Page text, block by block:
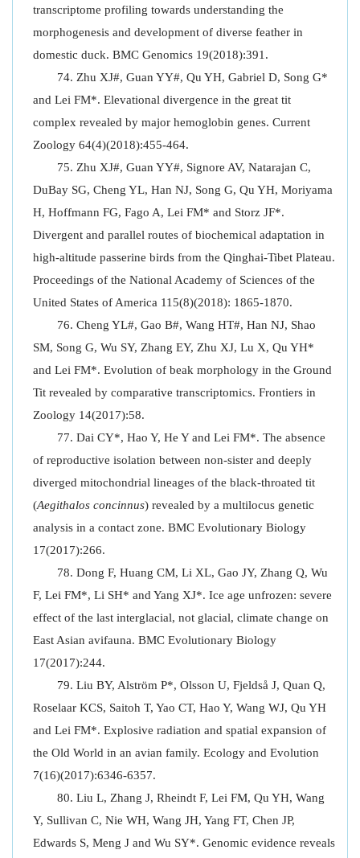
transcriptome profiling towards understanding the
morphogenesis and development of diverse feather in
domestic duck. BMC Genomics 19(2018):391.
Zhu XJ#, Guan YY#, Qu YH, Gabriel D, Song G*
and Lei FM*. Elevational divergence in the great tit
complex revealed by major hemoglobin genes. Current
Zoology 64(4)(2018):455-464.
Zhu XJ#, Guan YY#, Signore AV, Natarajan C,
DuBay SG, Cheng YL, Han NJ, Song G, Qu YH, Moriyama
H, Hoffmann FG, Fago A, Lei FM* and Storz JF*.
Divergent and parallel routes of biochemical adaptation in
high-altitude passerine birds from the Qinghai-Tibet Plateau.
Proceedings of the National Academy of Sciences of the
United States of America 115(8)(2018): 1865-1870.
Cheng YL#, Gao B#, Wang HT#, Han NJ, Shao
SM, Song G, Wu SY, Zhang EY, Zhu XJ, Lu X, Qu YH*
and Lei FM*. Evolution of beak morphology in the Ground
Tit revealed by comparative transcriptomics. Frontiers in
Zoology 14(2017):58.
Dai CY*, Hao Y, He Y and Lei FM*. The absence
of reproductive isolation between non-sister and deeply
diverged mitochondrial lineages of the black-throated tit
(Aegithalos concinnus) revealed by a multilocus genetic
analysis in a contact zone. BMC Evolutionary Biology
17(2017):266.
Dong F, Huang CM, Li XL, Gao JY, Zhang Q, Wu
F, Lei FM*, Li SH* and Yang XJ*. Ice age unfrozen: severe
effect of the last interglacial, not glacial, climate change on
East Asian avifauna. BMC Evolutionary Biology
17(2017):244.
Liu BY, Alström P*, Olsson U, Fjeldså J, Quan Q,
Roselaar KCS, Saitoh T, Yao CT, Hao Y, Wang WJ, Qu YH
and Lei FM*. Explosive radiation and spatial expansion of
the Old World in an avian family. Ecology and Evolution
7(16)(2017):6346-6357.
Liu L, Zhang J, Rheindt F, Lei FM, Qu YH, Wang
Y, Sullivan C, Nie WH, Wang JH, Yang FT, Chen JP,
Edwards S, Meng J and Wu SY*. Genomic evidence reveals